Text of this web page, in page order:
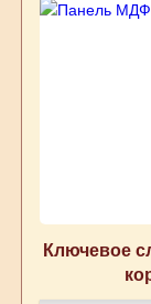
Ключевое